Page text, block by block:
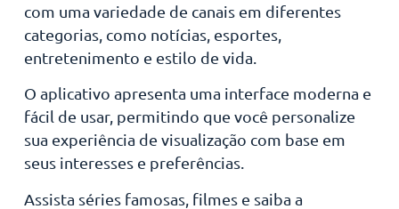
com uma variedade de canais em diferentes
categorias, como notícias, esportes,
entretenimento e estilo de vida.
O aplicativo apresenta uma interface moderna e
fácil de usar, permitindo que você personalize
sua experiência de visualização com base em
seus interesses e preferências.
Assista séries famosas, filmes e saiba a